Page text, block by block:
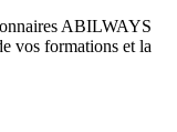
ABILWAYS
vos formations et la